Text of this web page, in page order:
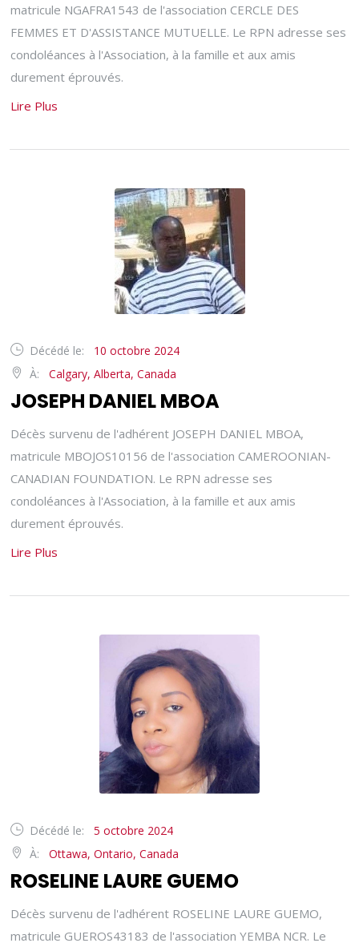
matricule NGAFRA1543 de l'association CERCLE DES
FEMMES ET D'ASSISTANCE MUTUELLE. Le RPN adresse ses
condoléances à l'Association, à la famille et aux amis
durement éprouvés.
Lire Plus
Décédé le:
10 octobre 2024
À:
Calgary, Alberta, Canada
JOSEPH DANIEL MBOA
Décès survenu de l'adhérent JOSEPH DANIEL MBOA,
matricule MBOJOS10156 de l'association CAMEROONIAN-
CANADIAN FOUNDATION. Le RPN adresse ses
condoléances à l'Association, à la famille et aux amis
durement éprouvés.
Lire Plus
Décédé le:
5 octobre 2024
À:
Ottawa, Ontario, Canada
ROSELINE LAURE GUEMO
Décès survenu de l'adhérent ROSELINE LAURE GUEMO,
matricule GUEROS43183 de l'association YEMBA NCR. Le